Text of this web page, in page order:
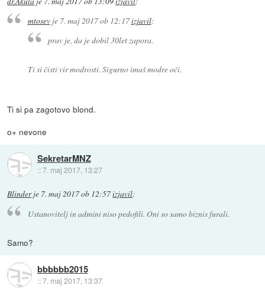
mtosevje 7. maj 2017 ob 12:17izjavil:
prav je, da je dobil 30let zapora.
Ti si čisti vir modrosti. Sigurno imaš modre oči.
Ti si pa zagotovo blond.
o+ nevone
SekretarMNZ
::7. maj 2017, 13:27
Blinderje 7. maj 2017 ob 12:57izjavil:
Ustanovitelj in admini niso pedofili. Oni so samo biznis furali.
Samo?
bbbbbb2015
::7. maj 2017, 13:37